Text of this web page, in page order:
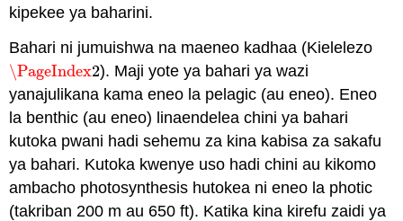
kipekee ya baharini.
Bahari ni jumuishwa na maeneo kadhaa (Kielelezo
\PageIndex2
\PageIndex2). Maji yote ya bahari ya wazi
yanajulikana kama eneo la pelagic (au eneo). Eneo
la benthic (au eneo) linaendelea chini ya bahari
kutoka pwani hadi sehemu za kina kabisa za sakafu
ya bahari. Kutoka kwenye uso hadi chini au kikomo
ambacho photosynthesis hutokea ni eneo la photic
(takriban 200 m au 650 ft). Katika kina kirefu zaidi ya